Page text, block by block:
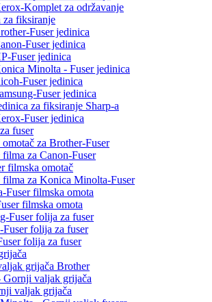
Komplet za održavanje
za fiksiranje
Fuser jedinica
Fuser jedinica
Fuser jedinica
Minolta - Fuser jedinica
Fuser jedinica
Fuser jedinica
za fiksiranje Sharp-a
Fuser jedinica
fuser
za Brother-Fuser
filma za Canon-Fuser
filmska omotač
filma za Konica Minolta-Fuser
Fuser filmska omota
filmska omota
Fuser folija za fuser
Fuser folija za fuser
folija za fuser
grijača Brother
Gornji valjak grijača
valjak grijača